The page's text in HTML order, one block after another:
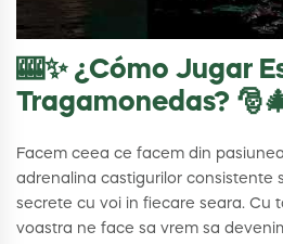
🎰✨ ¿Cómo Jugar
Tragamonedas?
Facem ceea ce facem din
adrenalina castigurilor consistente
secrete cu voi in fiecare seara. Cu
voastra ne face sa vrem sa